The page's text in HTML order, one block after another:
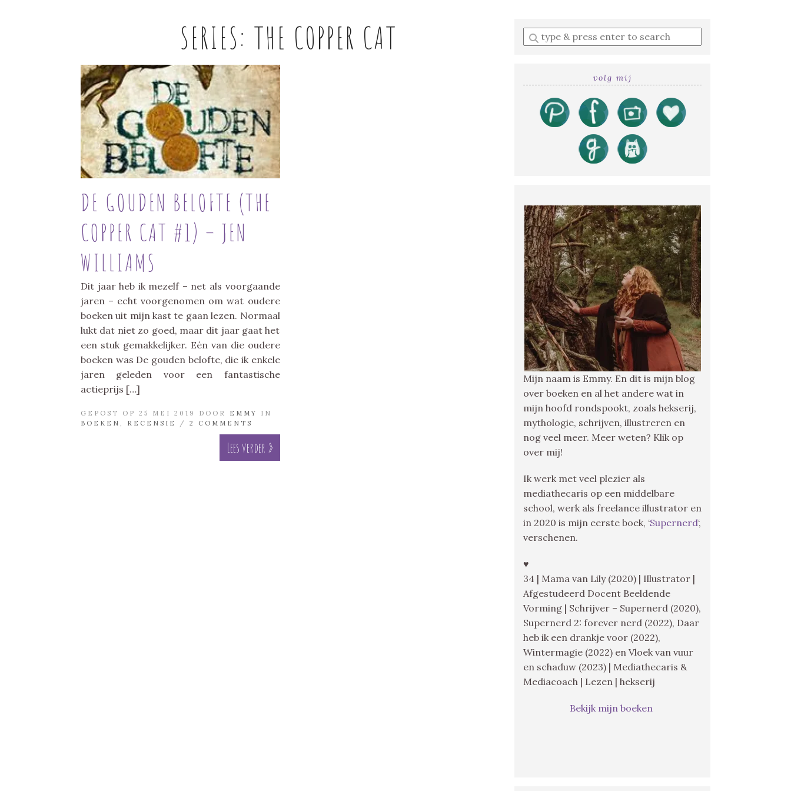
SERIES: THE COPPER CAT
DE GOUDEN BELOFTE (THE
COPPER CAT #1) – JEN
WILLIAMS
Dit jaar heb ik mezelf – net als voorgaande
jaren – echt voorgenomen om wat oudere
boeken uit mijn kast te gaan lezen. Normaal
lukt dat niet zo goed, maar dit jaar gaat het
een stuk gemakkelijker. Eén van die oudere
boeken was De gouden belofte, die ik enkele
jaren geleden voor een fantastische
actieprijs […]
GEPOST OP 25 MEI 2019 DOOR EMMY
IN
BOEKEN , RECENSIE / 2 COMMENTS
Lees verder »
Enter
a
volg mij
Mijn naam is Emmy. En dit is mijn blog
over boeken en al het andere wat in
mijn hoofd rondspookt, zoals hekserij,
mythologie, schrijven, illustreren en
nog veel meer. Meer weten? Klik op
over mij!
Ik werk met veel plezier als
mediathecaris op een middelbare
school, werk als freelance illustrator en
in 2020 is mijn eerste boek, ‘Supernerd‘,
verschenen.
♥
34 | Mama van Lily (2020) | Illustrator |
Afgestudeerd Docent Beeldende
Vorming | Schrijver – Supernerd (2020),
Supernerd 2: forever nerd (2022), Daar
heb ik een drankje voor (2022),
Wintermagie (2022) en Vloek van vuur
en schaduw (2023) | Mediathecaris &
Mediacoach | Lezen | hekserij
Bekijk mijn boeken